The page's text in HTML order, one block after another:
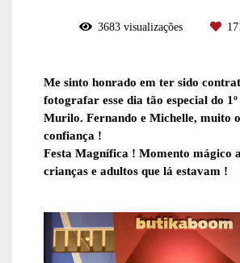
3683 visualizações
Me sinto honrado em ter sido
fotografar esse dia tão especial do
Murilo. Fernando e Michelle, muito
confiança !
Festa Magnífica ! Momento mágico
crianças e adultos que lá estavam !